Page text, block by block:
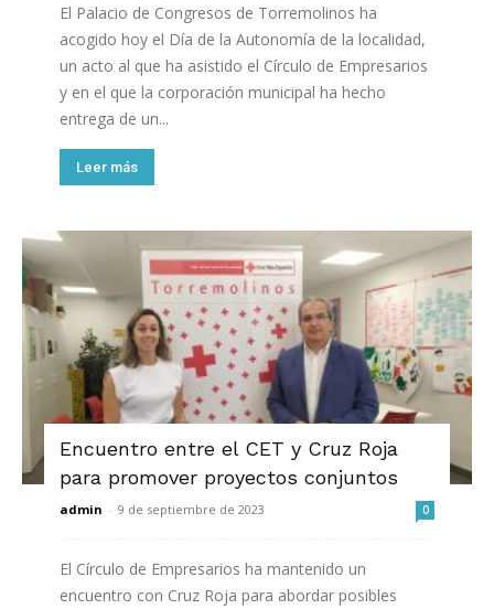
El Palacio de Congresos de Torremolinos ha
acogido hoy el Día de la Autonomía de la localidad,
un acto al que ha asistido el Círculo de Empresarios
y en el que la corporación municipal ha hecho
entrega de un...
Leer más
Encuentro entre el CET y Cruz Roja
para promover proyectos conjuntos
admin - 9 de septiembre de 2023 0
El Círculo de Empresarios ha mantenido un
encuentro con Cruz Roja para abordar posibles